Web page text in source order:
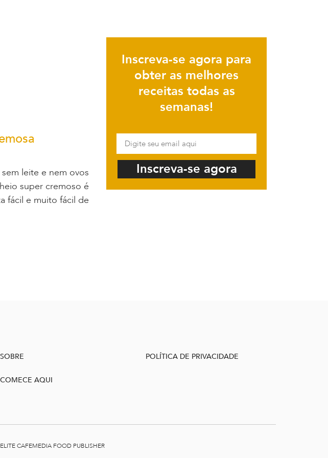
leite e nem ovos
super cremoso é
fácil e muito fácil de
Inscreva-se agora para
obter as melhores
receitas todas as
semanas!
Inscreva-se agora
SOBRE
COMECE AQUI
POLÍTICA DE PRIVACIDADE
CAFEMEDIA FOOD PUBLISHER